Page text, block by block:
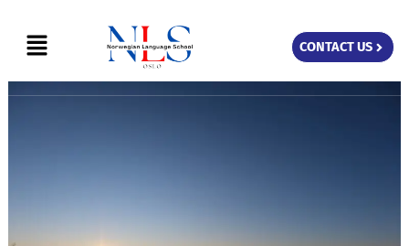
content
Menu CONTACT US